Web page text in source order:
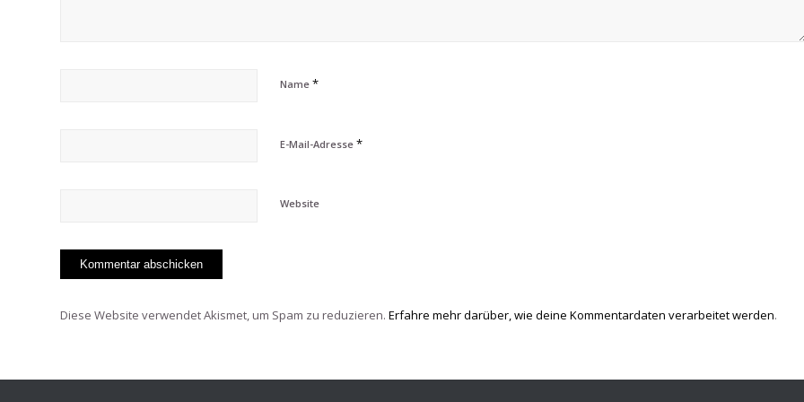
Name *
E-Mail-Adresse *
Website
Diese Website verwendet Akismet, um Spam zu reduzieren. Erfahre mehr darüber, wie deine Kommentardaten verarbeitet werden.